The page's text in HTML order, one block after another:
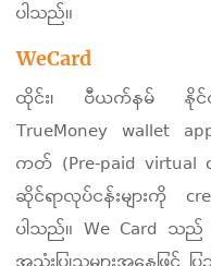
ပါသည်။
WeCard
ထိုင်း၊ ဗီယက်နမ် နိုင်ငံ
TrueMoney wallet
ကတ် (Pre-paid virtual
ဆိုင်ရာလုပ်ငန်းများကို
ပါသည်။ We Card သည်